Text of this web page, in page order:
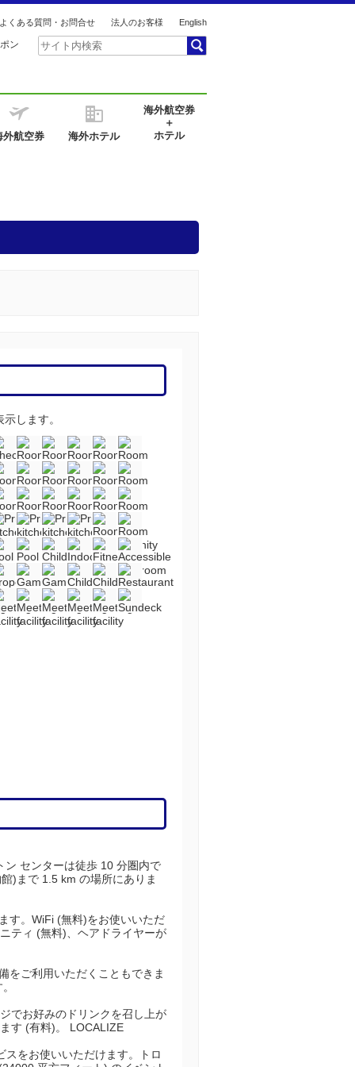
よくある質問・お問合せ 法人のお客様 English
ン
外航空券 海外ホテル
海外航空券
＋
ホテル
します。
ン センターは徒歩 10 分圏内で
)まで 1.5 km の場所にありま
す。WiFi (無料)をお使いいただ
ティ (無料)、ヘアドライヤーが
をご利用いただくこともできま
でお好みのドリンクを召し上が
す (有料)。 LOCALIZE
をお使いいただけます。トロ